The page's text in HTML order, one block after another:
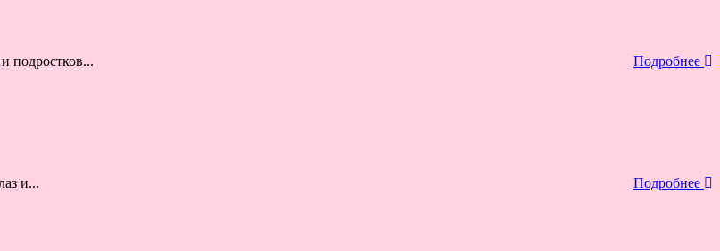
подростков... Подробнее
и... Подробнее